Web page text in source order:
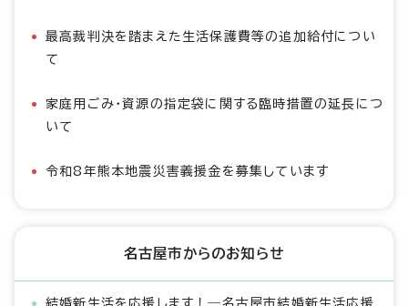
最高裁判決を踏まえた生活保護費等の追加給付につい
て
家庭用ごみ・資源の指定袋に関する臨時措置の延長につ
いて
令和8年熊本地震災害義援金を募集しています
名古屋市からのお知らせ
結婚新生活を応援します！―名古屋市結婚新生活応援